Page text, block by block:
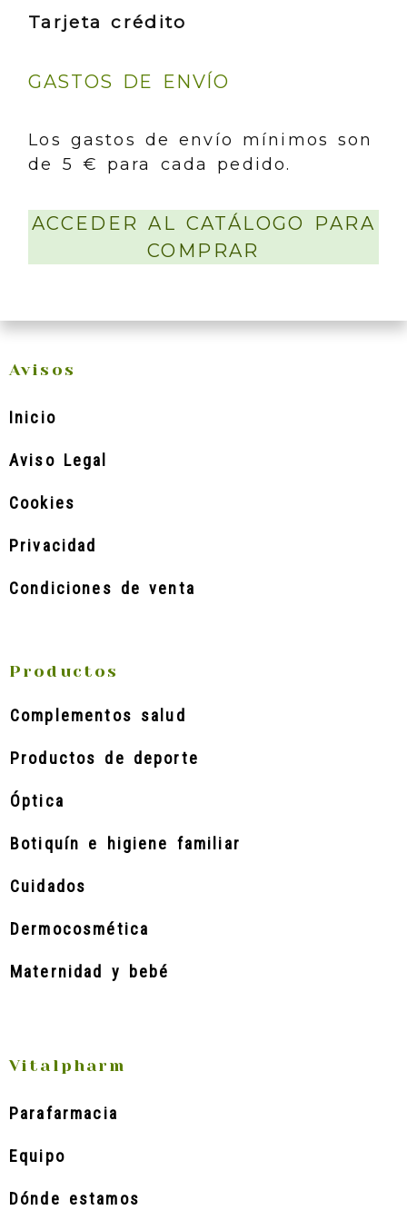
Tarjeta crédito
GASTOS DE ENVÍO
Los gastos de envío mínimos son
de 5 € para cada pedido.
ACCEDER AL CATÁLOGO PARA
COMPRAR
Avisos
Inicio
Aviso Legal
Cookies
Privacidad
Condiciones de venta
Productos
Complementos salud
Productos de deporte
Óptica
Botiquín e higiene familiar
Cuidados
Dermocosmética
Maternidad y bebé
Vitalpharm
Parafarmacia
Equipo
Dónde estamos